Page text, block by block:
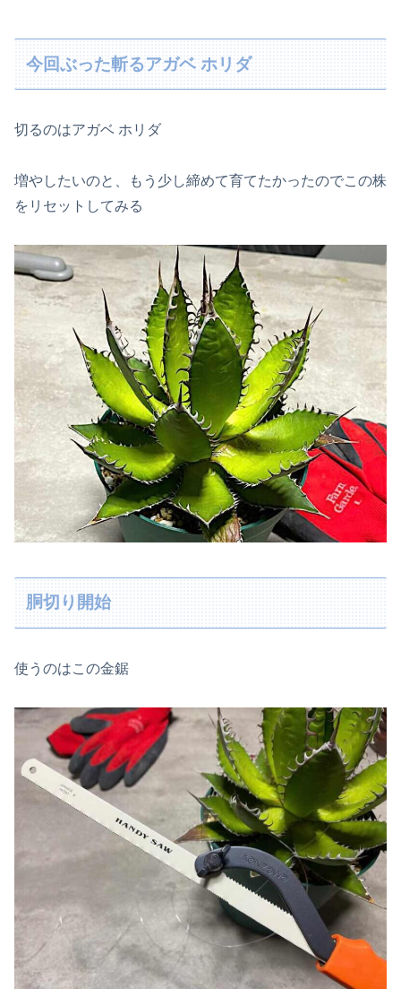
今回ぶった斬るアガベ ホリダ
切るのはアガベ ホリダ
増やしたいのと、もう少し締めて育てたかったのでこの株
をリセットしてみる
胴切り開始
使うのはこの金鋸